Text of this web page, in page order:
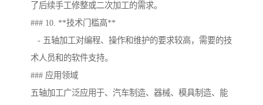
了后续手工修整或二次加工的需求。
### 10. **技术门槛高**
- 五轴加工对编程、操作和维护的要求较高，需要的技
术人员和的软件支持。
### 应用领域
五轴加工广泛应用于、汽车制造、器械、模具制造、能